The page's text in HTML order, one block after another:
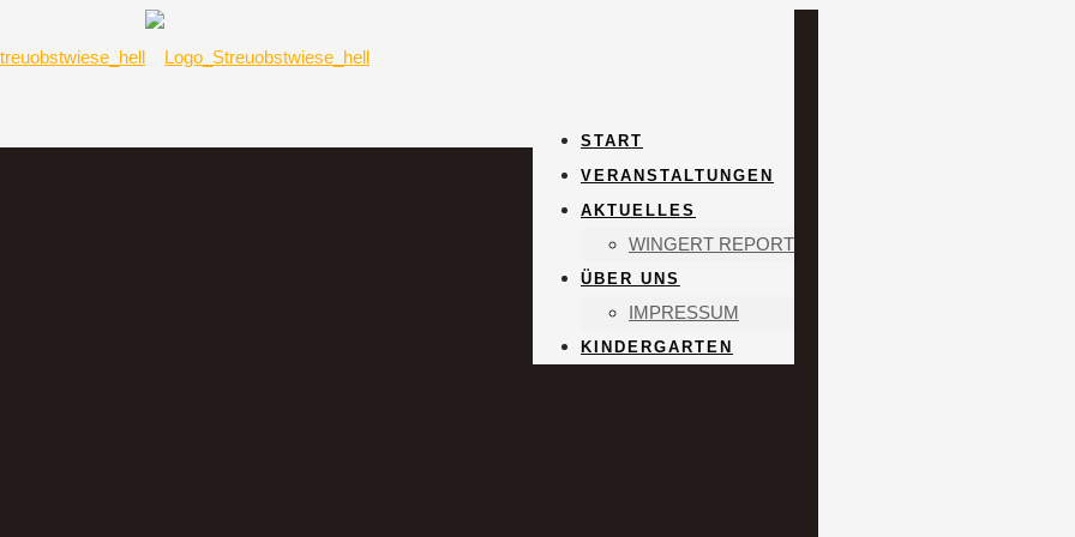
START
VERANSTALTUNGEN
AKTUELLES
WINGERT REPORT
ÜBER UNS
IMPRESSUM
KINDERGARTEN